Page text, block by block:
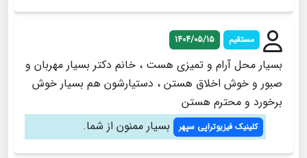
مستقیم 1404/05/15
بسیار محل آرام و تمیزی هست ، خانم دکتر بسیار مهربان و
صبور و خوش اخلاق هستن ، دستیارشون هم بسیار خوش
برخورد و محترم هستن
کلینیک فیزیوتراپی سپهر بسیار ممنون از شما.